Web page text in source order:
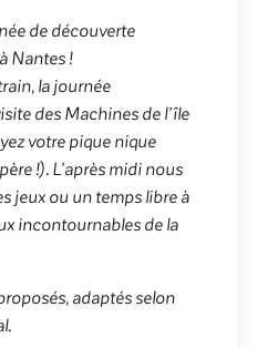
de découverte
Nantes !
la journée
des Machines de l’île
votre pique nique
!). L’après midi nous
jeux ou un temps libre à
incontournables de la
adaptés selon